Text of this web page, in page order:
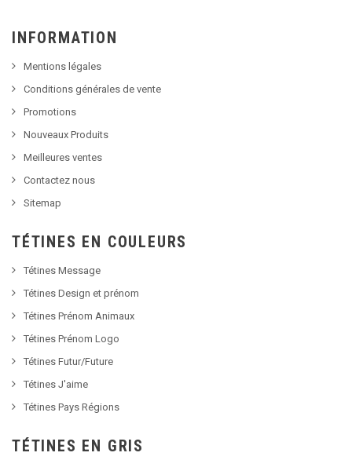
INFORMATION
Mentions légales
Conditions générales de vente
Promotions
Nouveaux Produits
Meilleures ventes
Contactez nous
Sitemap
TÉTINES EN COULEURS
Tétines Message
Tétines Design et prénom
Tétines Prénom Animaux
Tétines Prénom Logo
Tétines Futur/Future
Tétines J'aime
Tétines Pays Régions
TÉTINES EN GRIS